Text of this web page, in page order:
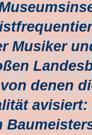
Musiker
denen